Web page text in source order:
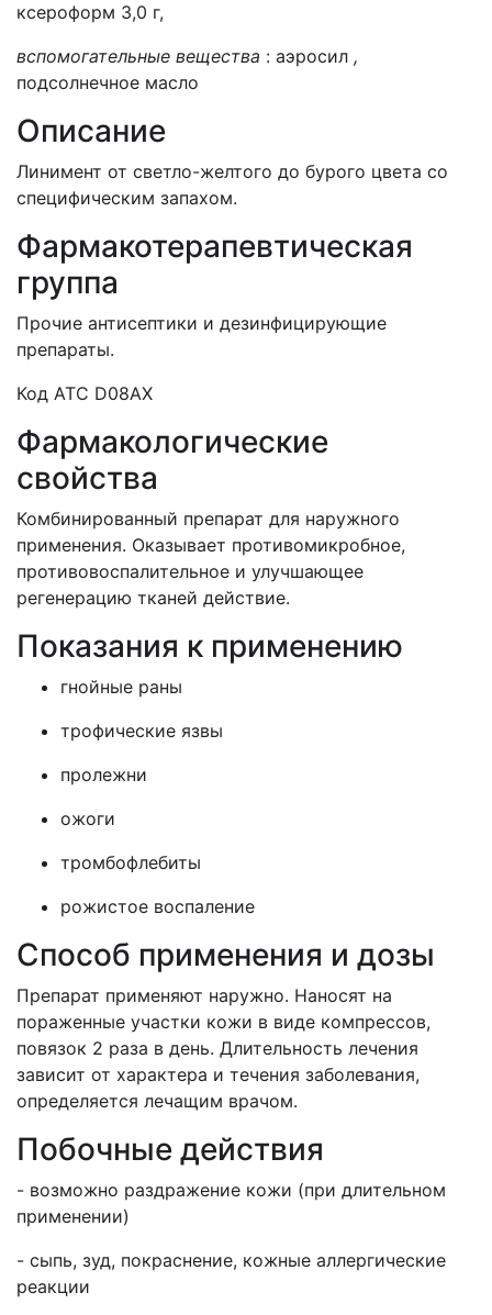
ксероформ 3,0 г,
вспомогательные вещества : аэросил ,
подсолнечное масло
Описание
Линимент от светло-желтого до бурого цвета со
специфическим запахом.
Фармакотерапевтическая
группа
Прочие антисептики и дезинфицирующие
препараты.
Код АТС D08AX
Фармакологические
свойства
Комбинированный препарат для наружного
применения. Оказывает противомикробное,
противовоспалительное и улучшающее
регенерацию тканей действие.
Показания к применению
гнойные раны
трофические язвы
пролежни
ожоги
тромбофлебиты
рожистое воспаление
Способ применения и дозы
Препарат применяют наружно. Наносят на
пораженные участки кожи в виде компрессов,
повязок 2 раза в день. Длительность лечения
зависит от характера и течения заболевания,
определяется лечащим врачом.
Побочные действия
- возможно раздражение кожи (при длительном
применении)
- сыпь, зуд, покраснение, кожные аллергические
реакции